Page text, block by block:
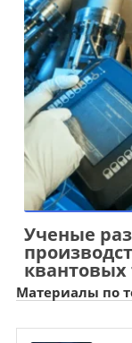
Ученые
квантовых
Материалы по